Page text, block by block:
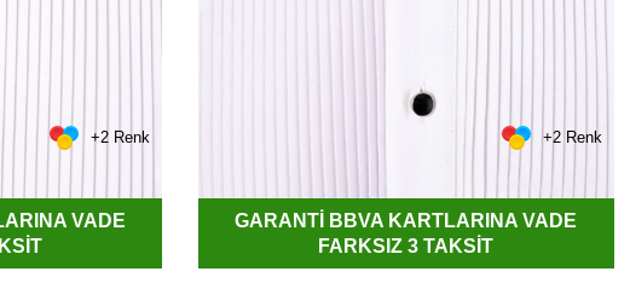
+2 Renk
VADE
+2 Renk
GARANTİ BBVA KARTLARINA VADE
FARKSIZ 3 TAKSİT